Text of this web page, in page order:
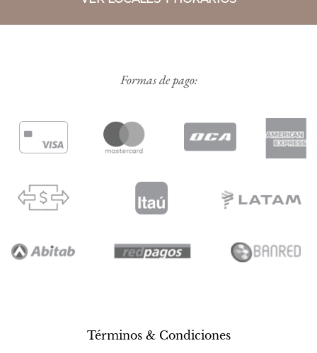
Formas de pago:
Términos & Condiciones